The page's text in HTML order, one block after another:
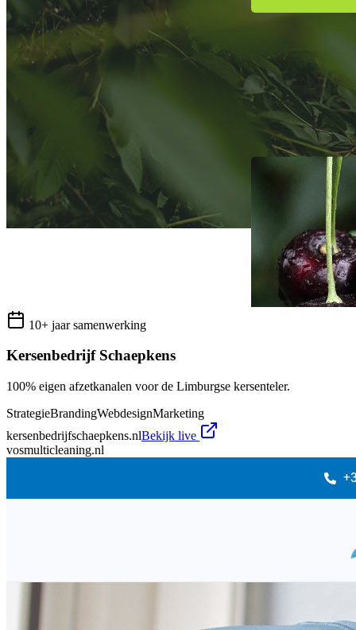
10+ jaar samenwerking
Kersenbedrijf Schaepkens
100% eigen afzetkanalen voor de Limburgse kersenteler.
StrategieBrandingWebdesignMarketing
kersenbedrijfschaepkens.nlBekijk live
vosmulticleaning.nl